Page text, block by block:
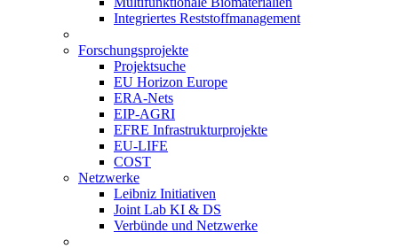
Integriertes Reststoffmanagement
Forschungsprojekte
Projektsuche
EU Horizon Europe
ERA-Nets
EIP-AGRI
EFRE Infrastrukturprojekte
EU-LIFE
COST
Netzwerke
Leibniz Initiativen
Joint Lab KI & DS
Verbünde und Netzwerke